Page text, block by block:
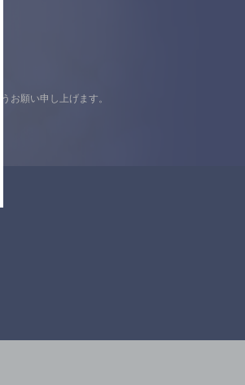
お願い申し上げます。